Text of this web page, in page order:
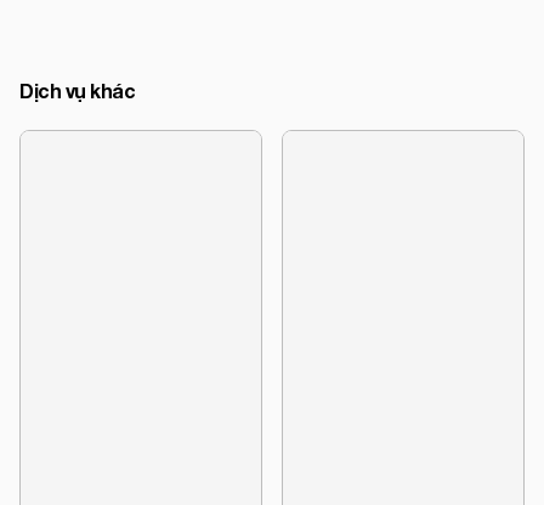
Dịch vụ khác